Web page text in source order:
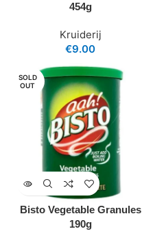
454g
Kruiderij
€9.00
SOLD
OUT
Bisto Vegetable Granules
190g